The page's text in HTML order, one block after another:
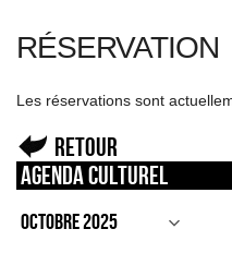
RÉSERVATION
Les réservations sont
Retour
Agenda culturel